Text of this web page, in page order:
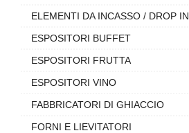
ELEMENTI DA INCASSO / DROP IN
ESPOSITORI BUFFET
ESPOSITORI FRUTTA
ESPOSITORI VINO
FABBRICATORI DI GHIACCIO
FORNI E LIEVITATORI